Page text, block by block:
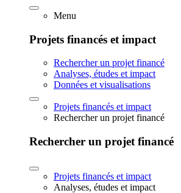
Menu
Projets financés et impact
Rechercher un projet financé
Analyses, études et impact
Données et visualisations
Projets financés et impact
Rechercher un projet financé
Rechercher un projet financé
Projets financés et impact
Analyses, études et impact